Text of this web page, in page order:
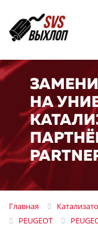
НА
Главная
PEUGEOT